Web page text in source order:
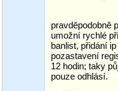
pravděpodobně
umožní rychlé
banlist, přidání
pozastavení
12 hodin; taky
pouze odhlásí.